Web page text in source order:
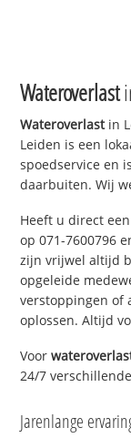
Wateroverlast
Wateroverlast in
Leiden is een
spoedservice en
daarbuiten. Wij
Heeft u direct
op 071-7600796
zijn vrijwel altijd
opgeleide
verstoppingen of
oplossen. Altijd
Voor
24/7
Jarenlange